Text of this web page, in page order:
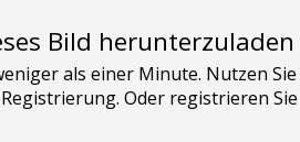
Bild herunterzuladen